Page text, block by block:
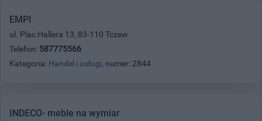
EMPI
ul. Plac Hallera 13, 83-110 Tczew
Telefon: 587775566
Kategoria: Handel i usługi, numer: 2844
INDECO- meble na wymiar